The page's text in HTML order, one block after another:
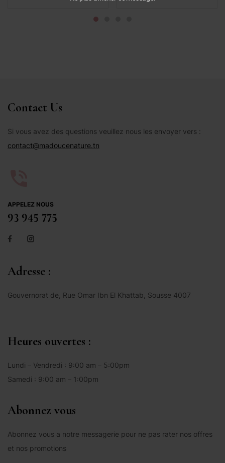
Contact Us
Si vous avez des questions veuillez nous les envoyer vers :
contact@madoucenature.tn
APPELEZ NOUS
93 945 775
Adresse :
Gouvernorat de, Rue Omar Ibn El Khattab, Sousse 4007
Heures ouvertes :
Lundi – Vendredi : 9:00 am – 5:00pm
Samedi : 9:00 am – 1:00pm
Abonnez vous
Abonnez vous a notre messagerie pour ne pas rater nos offres
et nos promotions